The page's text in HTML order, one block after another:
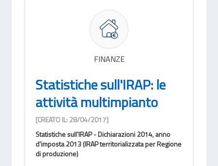
FINANZE
Statistiche sull'IRAP: le
attività multimpianto
[CREATO IL: 28/04/2017]
Statistiche sull'IRAP - Dichiarazioni 2014, anno
d'imposta 2013 (IRAP territorializzata per Regione
di produzione)